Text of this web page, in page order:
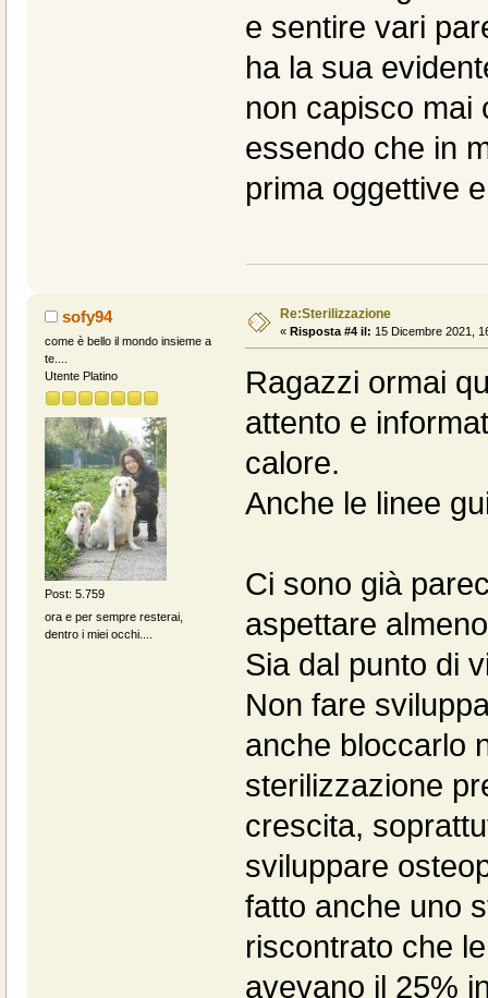
e sentire vari
ha la sua
non capisco mai
essendo che in
prima oggettive
sofy94
come è bello il mondo insieme a
te....
Utente Platino
Post: 5.759
ora e per sempre resterai,
dentro i miei occhi....
Re:Sterilizzazione
« Risposta #4 il: 15 Dicembre 2021,
Ragazzi ormai
attento e
calore.
Anche le linee
Ci sono già
aspettare
Sia dal punto di
Non fare
anche bloccarlo
sterilizzazione
crescita,
sviluppare
fatto anche uno
riscontrato che
avevano il 25%